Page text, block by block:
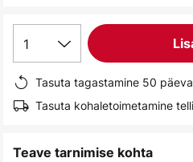
images
gallery
1
Tasuta tagastamine 50
Tasuta kohaletoimetamine
Teave tarnimise kohta